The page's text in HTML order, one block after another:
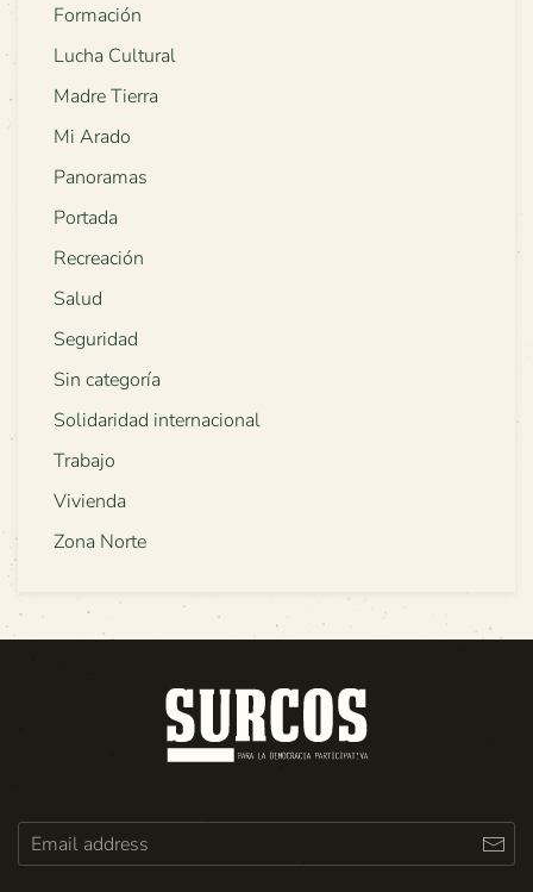
Formación
Lucha Cultural
Madre Tierra
Mi Arado
Panoramas
Portada
Recreación
Salud
Seguridad
Sin categoría
Solidaridad internacional
Trabajo
Vivienda
Zona Norte